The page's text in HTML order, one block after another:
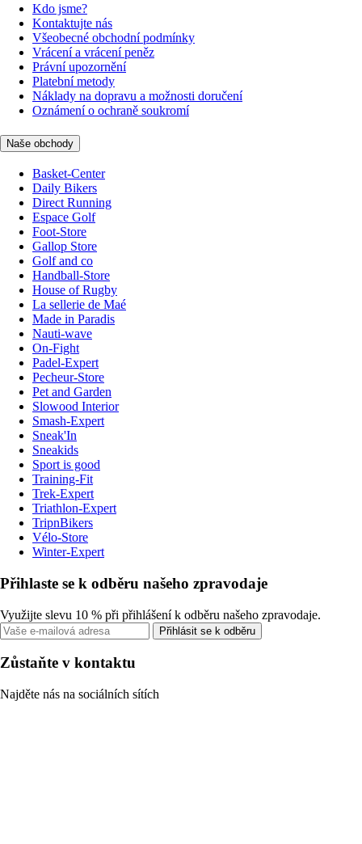
Kdo jsme?
Kontaktujte nás
Všeobecné obchodní podmínky
Vrácení a vrácení peněz
Právní upozornění
Platební metody
Náklady na dopravu a možnosti doručení
Oznámení o ochraně soukromí
Naše obchody
Basket-Center
Daily Bikers
Direct Running
Espace Golf
Foot-Store
Gallop Store
Golf and co
Handball-Store
House of Rugby
La sellerie de Maé
Made in Paradis
Nauti-wave
On-Fight
Padel-Expert
Pecheur-Store
Pet and Garden
Slowood Interior
Smash-Expert
Sneak'In
Sneakids
Sport is good
Training-Fit
Trek-Expert
Triathlon-Expert
TripnBikers
Vélo-Store
Winter-Expert
Přihlaste se k odběru našeho zpravodaje
Využijte slevu 10 % při přihlášení k odběru našeho zpravodaje.
Přihlásit se k odběru
Zůstaňte v kontaktu
Najděte nás na sociálních sítích